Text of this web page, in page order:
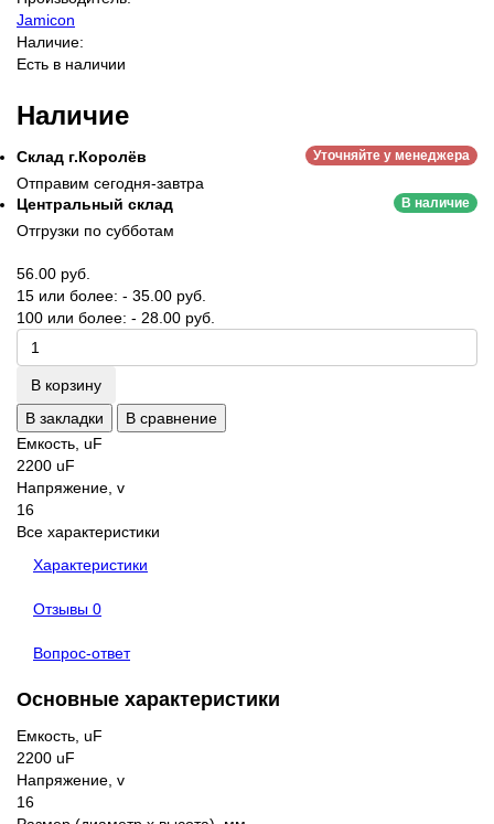
Jamicon
Наличие:
Есть в наличии
Наличие
Склад г.Королёв Уточняйте у менеджера
Отправим сегодня-завтра
Центральный склад
В наличие
Отгрузки по субботам
56.00 руб.
15 или более: - 35.00 руб.
100 или более: - 28.00 руб.
В корзину
В закладки
В сравнение
Емкость, uF
2200 uF
Напряжение, v
16
Все характеристики
Характеристики
Отзывы 0
Вопрос-ответ
Основные характеристики
Емкость, uF
2200 uF
Напряжение, v
16